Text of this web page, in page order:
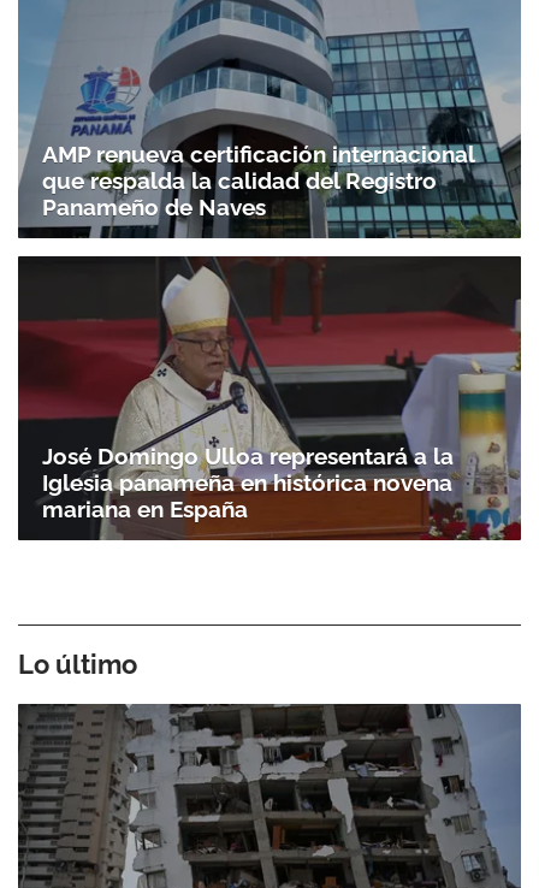
AMP renueva certificación internacional
que respalda la calidad del Registro
Panameño de Naves
José Domingo Ulloa representará a la
Iglesia panameña en histórica novena
mariana en España
Lo último